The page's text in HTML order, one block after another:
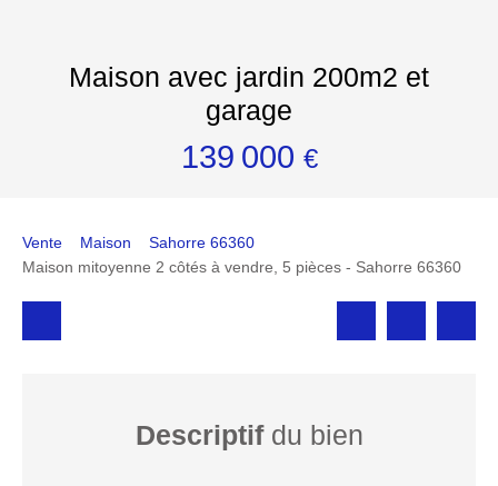
Maison avec jardin 200m2 et
garage
139 000 €
Vente Maison
Sahorre 66360
Maison mitoyenne 2 côtés à vendre, 5 pièces - Sahorre 66360
Descriptifdu bien